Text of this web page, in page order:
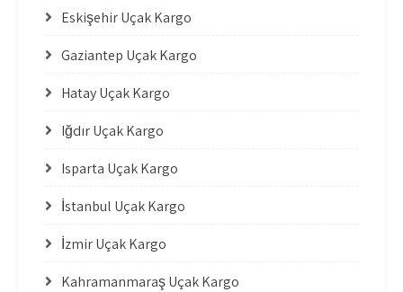
Eskişehir Uçak Kargo
Gaziantep Uçak Kargo
Hatay Uçak Kargo
Iğdır Uçak Kargo
Isparta Uçak Kargo
İstanbul Uçak Kargo
İzmir Uçak Kargo
Kahramanmaraş Uçak Kargo